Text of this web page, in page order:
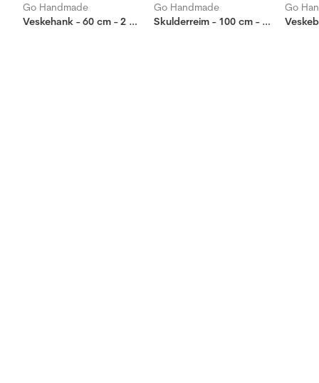
Go Handmade
Veskehank - 60 cm - 2 stk - Sort
Go Handmade
Skulderreim - 100 cm - Beige/Sølv
Go